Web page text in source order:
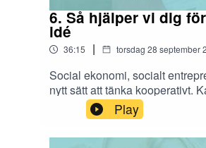
6. Så hjälper vi dig
idé
36:15 | torsdag 28 september
Social ekonomi, socialt
nytt sätt att tänka kooperativt.
termerna förut, som en del av
samhällsutmaningar. I det här
vad det betyder, men också på
Play